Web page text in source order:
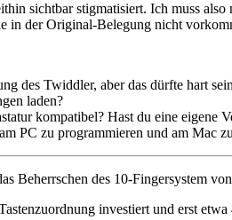
sichtbar stigmatisiert. Ich muss
der Original-Belegung nicht
des Twiddler, aber das dürfte hart
laden?
kompatibel? Hast du eine eigene
PC zu programmieren und am Mac
Beherrschen des 10-Fingersystem
investiert und erst